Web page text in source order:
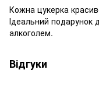
Кожна цукерка
Ідеальний подарунок
алкоголем.
Відгуки